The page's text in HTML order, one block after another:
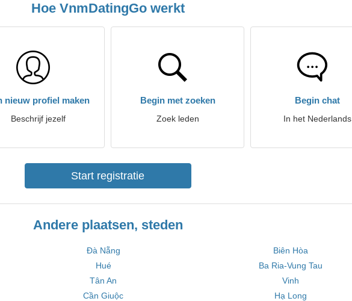
Hoe VnmDatingGo werkt
nieuw profiel maken
Beschrijf jezelf
Begin met zoeken
Zoek leden
Begin chat
In het Nederlands
Start registratie
Andere plaatsen, steden
Đà Nẵng
Biên Hòa
Hué
Ba Ria-Vung Tau
Tân An
Vinh
Cần Giuộc Hạ Long